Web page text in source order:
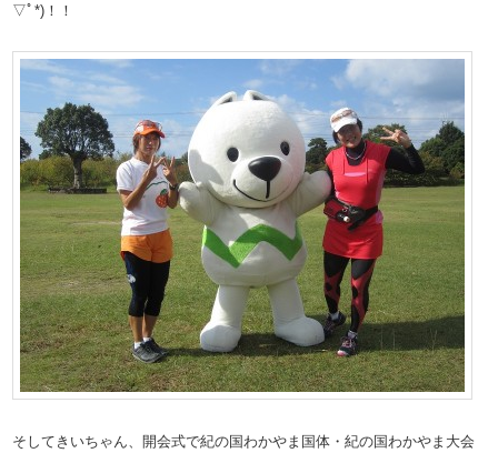
▽ﾟ*)！！
そしてきいちゃん、開会式で紀の国わかやま国体・紀の国わかやま大会